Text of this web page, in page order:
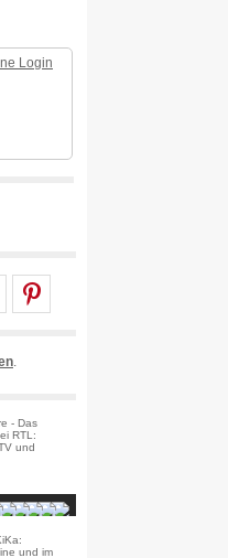
Login
- Das
RTL:
und
und im